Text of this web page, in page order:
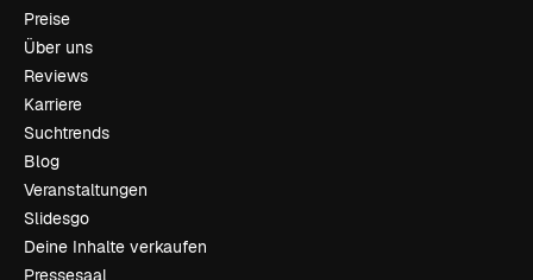
Preise
Über uns
Reviews
Karriere
Suchtrends
Blog
Veranstaltungen
Slidesgo
Deine Inhalte verkaufen
Pressesaal